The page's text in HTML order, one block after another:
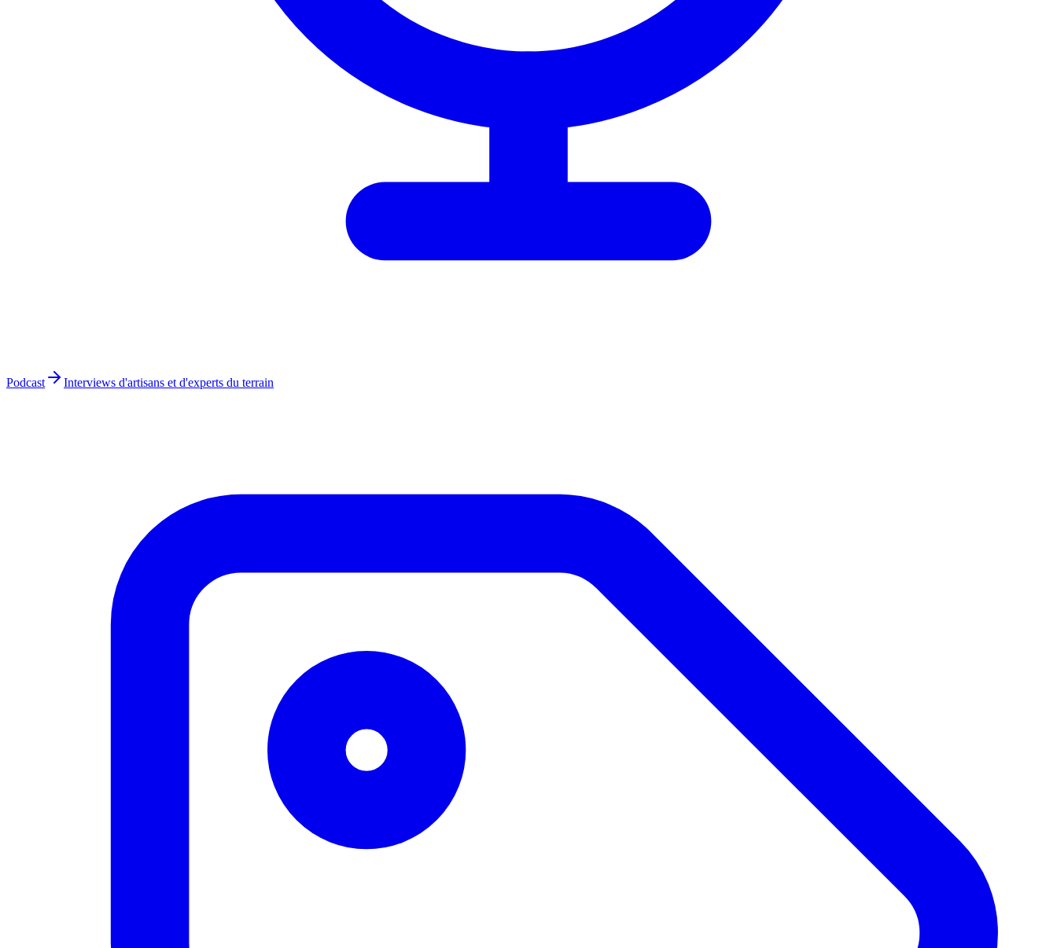
Podcast Interviews d'artisans et d'experts du terrain